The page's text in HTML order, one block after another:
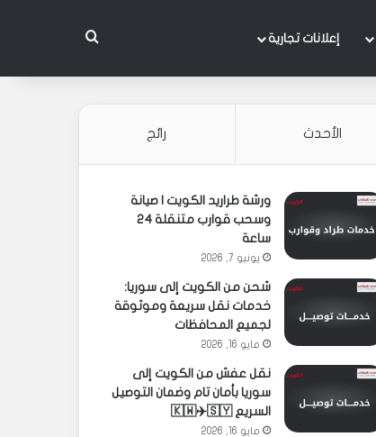
إعلانات تجارية بحث عن
الأحدث رائج
ورشة طراريد الكويت | صيانة
وسحب قوارب متنقلة 24
ساعة
يونيو 7, 2026
شحن من الكويت إلى سوريا:
خدمات نقل سريعة وموثوقة
لجميع المحافظات
مايو 16, 2026
نقل عفش من الكويت إلى
سوريا بأمان تام وضمان التوصيل
السريع 🇰🇼✈️🇸🇾
مايو 16, 2026